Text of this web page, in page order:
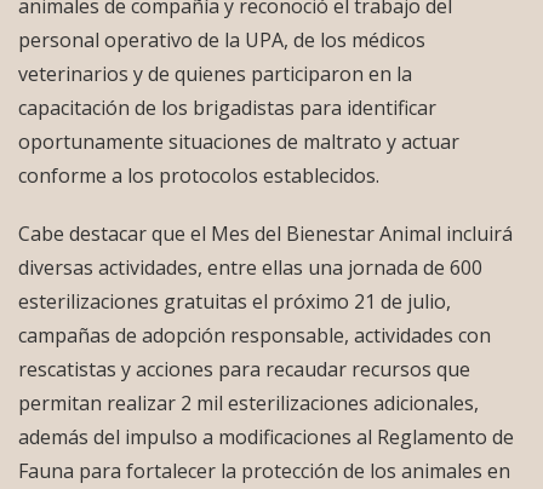
animales de compañía y reconoció el trabajo del
personal operativo de la UPA, de los médicos
veterinarios y de quienes participaron en la
capacitación de los brigadistas para identificar
oportunamente situaciones de maltrato y actuar
conforme a los protocolos establecidos.
Cabe destacar que el Mes del Bienestar Animal incluirá
diversas actividades, entre ellas una jornada de 600
esterilizaciones gratuitas el próximo 21 de julio,
campañas de adopción responsable, actividades con
rescatistas y acciones para recaudar recursos que
permitan realizar 2 mil esterilizaciones adicionales,
además del impulso a modificaciones al Reglamento de
Fauna para fortalecer la protección de los animales en